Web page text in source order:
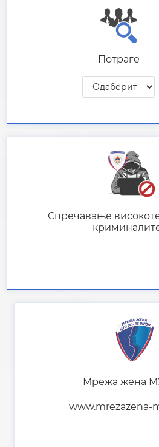
Потраге
Спречавање
Мрежа жена
www.mrezazena-